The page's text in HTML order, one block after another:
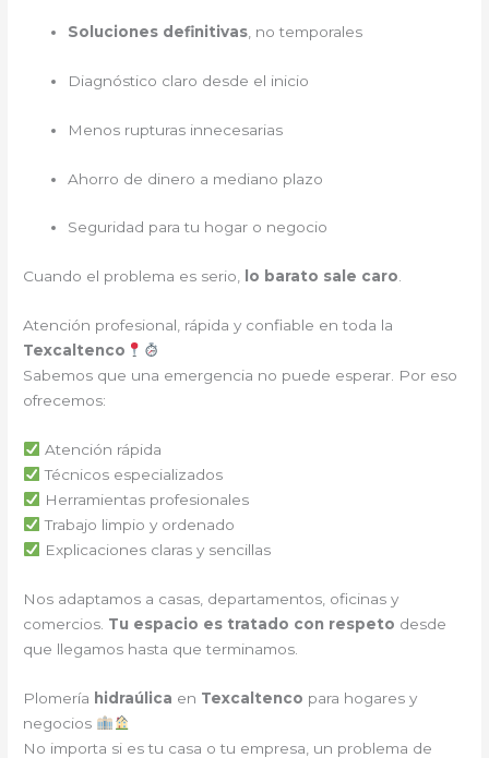
Soluciones definitivas , no temporales
Diagnóstico claro desde el inicio
Menos rupturas innecesarias
Ahorro de dinero a mediano plazo
Seguridad para tu hogar o negocio
Cuando el problema es serio, lo barato sale caro.
Atención profesional, rápida y confiable en toda la
Texcaltenco
Sabemos que una emergencia no puede esperar. Por eso
ofrecemos:
Atención rápida
Técnicos especializados
Herramientas profesionales
Trabajo limpio y ordenado
Explicaciones claras y sencillas
Nos adaptamos a casas, departamentos, oficinas y
comercios. Tu espacio es tratado con respeto desde
que llegamos hasta que terminamos.
Plomería hidraúlica en Texcaltenco para hogares y
negocios
No importa si es tu casa o tu empresa, un problema de